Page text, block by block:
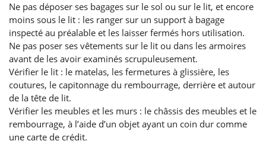
Ne pas déposer ses bagages sur le sol ou sur le lit, et encore
moins sous le lit : les ranger sur un support à bagage
inspecté au préalable et les laisser fermés hors utilisation.
Ne pas poser ses vêtements sur le lit ou dans les armoires
avant de les avoir examinés scrupuleusement.
Vérifier le lit : le matelas, les fermetures à glissière, les
coutures, le capitonnage du rembourrage, derrière et autour
de la tête de lit.
Vérifier les meubles et les murs : le châssis des meubles et le
rembourrage, à l’aide d’un objet ayant un coin dur comme
une carte de crédit.